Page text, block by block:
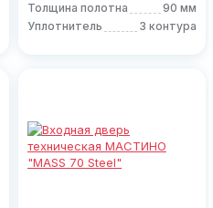
Толщина полотна
90 мм
Уплотнитель
3 контура